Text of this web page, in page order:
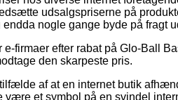
udsalgspriserne på
nogle gange byde på fragt
firmaer efter rabat på Glo-Ball
den skarpeste pris.
af at en internet butik
være et symbol på en svindel